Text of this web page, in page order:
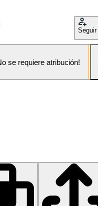
Seguir
se requiere atribución!